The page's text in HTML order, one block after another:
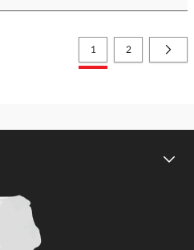
Strona
Aktualnie czytasz stronę
1 Strona
2